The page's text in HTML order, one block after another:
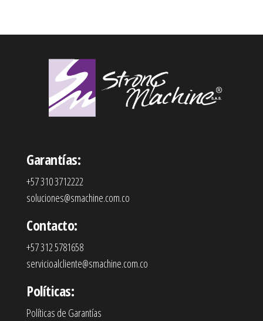
Garantías:
+57 310 3712222
soluciones@smachine.com.co
Contacto:
+57 312 5781658
servicioalcliente@smachine.com.co
Políticas:
Políticas de Garantías